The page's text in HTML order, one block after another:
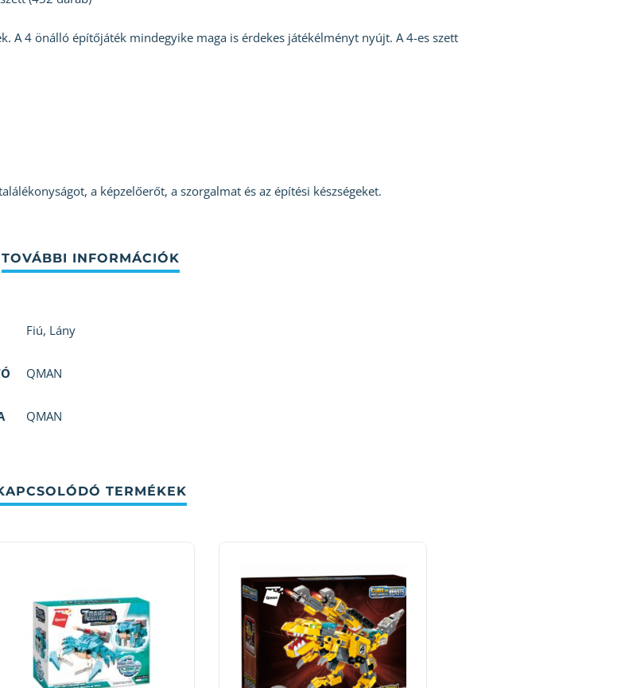
A 4 önálló építőjáték mindegyike maga is érdekes játékélményt nyújt. A 4-es szett
a képzelőerőt, a szorgalmat és az építési készségeket.
Fiú, Lány
QMAN
QMAN
TERMÉKEK